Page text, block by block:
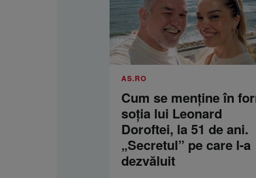
AS.RO
Cum se menţine în
soţia lui Leonard
Doroftei, la 51 de ani.
„Secretul” pe care l-a
dezvăluit